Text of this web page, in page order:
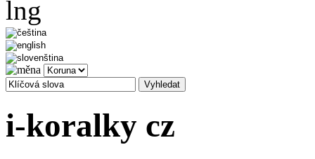
i-koralky cz